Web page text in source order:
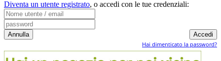
Diventa un utente registrato, o accedi con le tue credenziali:
Hai dimenticato la password?